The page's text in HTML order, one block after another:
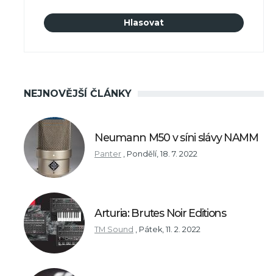
NEJNOVĚJŠÍ ČLÁNKY
Neumann M50 v síni slávy NAMM
Panter , Pondělí, 18. 7. 2022
Arturia: Brutes Noir Editions
TM Sound , Pátek, 11. 2. 2022